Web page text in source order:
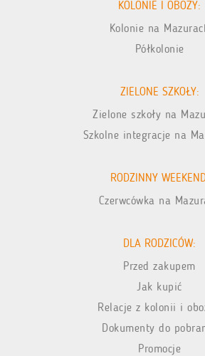
KOLONIE I OBOZY:
Kolonie na
Półkolonie
ZIELONE SZKOŁY:
Zielone szkoły na
Szkolne integracje na
RODZINNY
Czerwcówka na
DLA RODZICÓW:
Przed zakupem
Jak kupić
Relacje z kolonii i
Dokumenty do
Promocje